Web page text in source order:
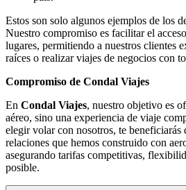
Estos son solo algunos ejemplos de los
Nuestro compromiso es facilitar el
lugares, permitiendo a nuestros clientes
raíces o realizar viajes de negocios con
Compromiso de Condal Viajes
En Condal Viajes, nuestro objetivo es
aéreo, sino una experiencia de viaje
elegir volar con nosotros, te beneficiarás
relaciones que hemos construido con
asegurando tarifas competitivas,
posible.